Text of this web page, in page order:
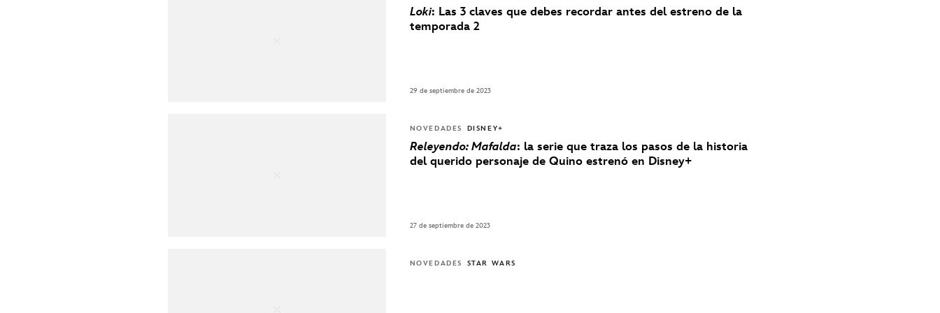
Loki: Las 3 claves que debes recordar antes del estreno de la
temporada 2
29 de septiembre de 2023
NOVEDADES DISNEY+
Releyendo: Mafalda: la serie que traza los pasos de la historia
del querido personaje de Quino estrenó en Disney+
27 de septiembre de 2023
NOVEDADES STAR WARS